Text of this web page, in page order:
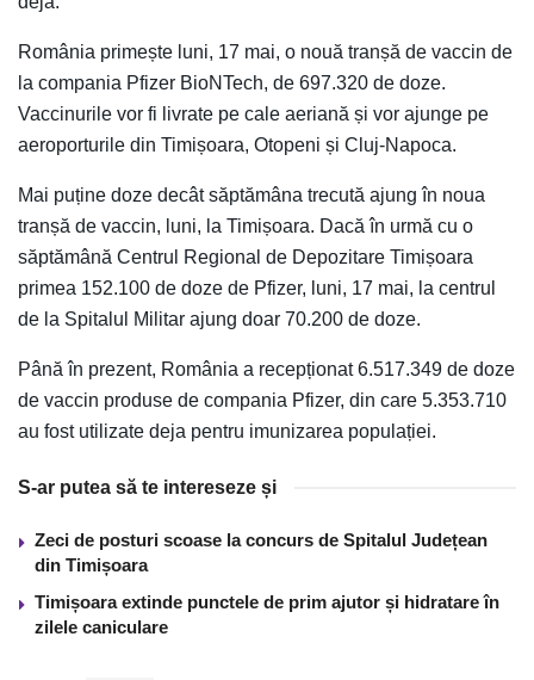
România primește luni, 17 mai, o nouă tranșă de vaccin de
la compania Pfizer BioNTech, de 697.320 de doze.
Vaccinurile vor fi livrate pe cale aeriană și vor ajunge pe
aeroporturile din Timișoara, Otopeni și Cluj-Napoca.
Mai puține doze decât săptămâna trecută ajung în noua
tranșă de vaccin, luni, la Timișoara. Dacă în urmă cu o
săptămână Centrul Regional de Depozitare Timișoara
primea 152.100 de doze de Pfizer, luni, 17 mai, la centrul
de la Spitalul Militar ajung doar 70.200 de doze.
Până în prezent, România a recepționat 6.517.349 de doze
de vaccin produse de compania Pfizer, din care 5.353.710
au fost utilizate deja pentru imunizarea populației.
S-ar putea să te intereseze și
Zeci de posturi scoase la concurs de Spitalul Județean
din Timișoara
Timișoara extinde punctele de prim ajutor și hidratare în
zilele caniculare